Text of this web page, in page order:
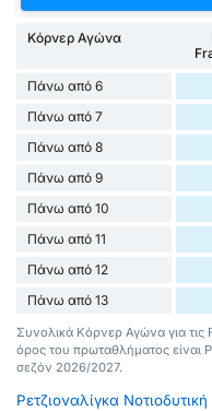
Κόρνερ Αγώνα
Πάνω από 6
Πάνω από 7
Πάνω από 8
Πάνω από 9
Πάνω από 10
Πάνω από 11
Πάνω από 12
Πάνω από 13
Συνολικά Κόρνερ Αγώνα για
όρος του πρωταθλήματος είναι
σεζόν 2026/2027.
Ρετζιοναλίγκα